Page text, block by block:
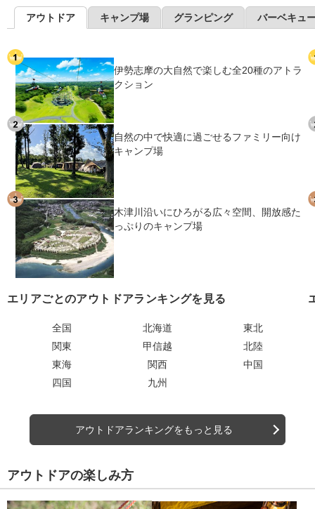
アウトドア キャンプ場 グランピング バーベキュ
伊勢志摩の大自然で楽しむ全20種のアトラ
クション
自然の中で快適に過ごせるファミリー向け
キャンプ場
木津川沿いにひろがる広々空間、開放感た
っぷりのキャンプ場
エリアごとのアウトドアランキングを見る
全国 北海道
東北
関東
甲信越
北陸
東海
関西
中国
四国
九州
アウトドアランキングをもっと見る
アウトドアの楽しみ方